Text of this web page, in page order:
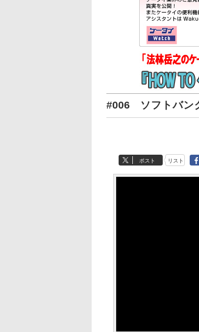
#006 ソフトバン
ポスト リスト